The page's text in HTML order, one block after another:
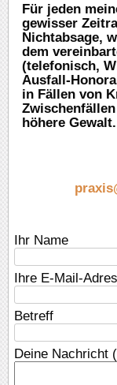
Für jeden
gewisser
Nichtabsage,
dem
(telefonisch,
Ausfall-
in Fällen von
höhere Gewalt.
Ihr Name
Ihre E-Mail-
Betreff
Deine Nachricht